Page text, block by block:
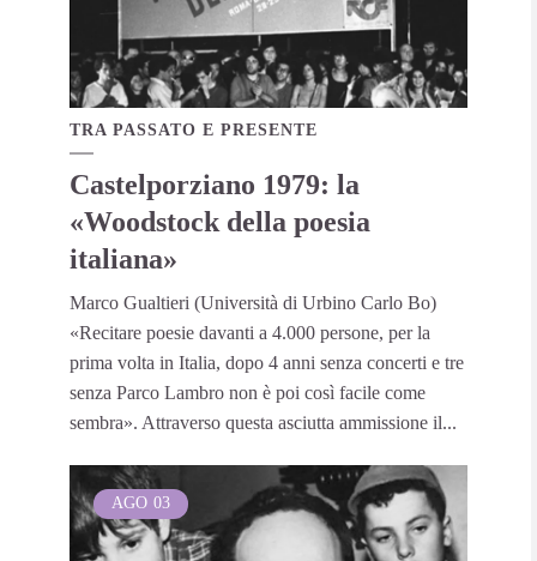
TRA PASSATO E PRESENTE
Castelporziano 1979: la
«Woodstock della poesia
italiana»
Marco Gualtieri (Università di Urbino Carlo Bo)
«Recitare poesie davanti a 4.000 persone, per la
prima volta in Italia, dopo 4 anni senza concerti e tre
senza Parco Lambro non è poi così facile come
sembra». Attraverso questa asciutta ammissione il...
AGO 03